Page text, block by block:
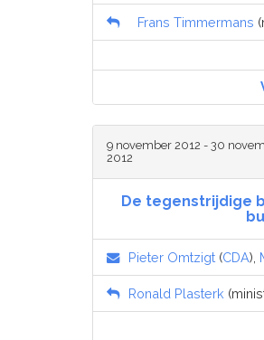
Frans Timmermans
9 november 2012 - 30
2012
De tegenstrijdige
Pieter Omtzigt (CDA),
Ronald Plasterk